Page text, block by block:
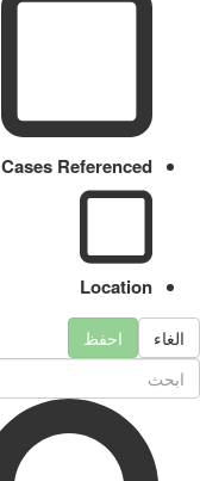
Cases Referenced
Location
الغاء احفظ